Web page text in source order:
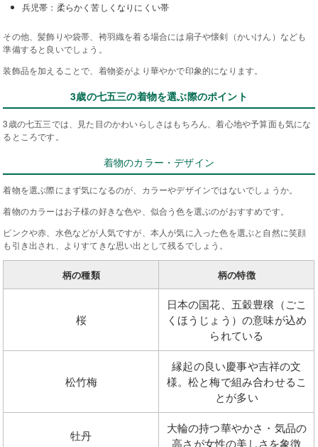
兵児帯：柔らかく苦しくなりにくい帯
その他、髪飾りや袋帯、袴羽織を着る場合には扇子や懐剣（かいけん）なども
準備すると良いでしょう。
装飾品を加えることで、着物姿がより華やかで印象的になります。
3歳の七五三の着物を選ぶ際のポイント
3歳の七五三では、見た目のかわいらしさはもちろん、着心地や予算面も気にな
るところです。
着物のカラー・デザイン
着物を選ぶ際にまず気になるのが、カラーやデザインではないでしょうか。
着物のカラーはお子様の好きな色や、似合う色を選ぶのがおすすめです。
ピンクや赤、水色などが人気ですが、本人が気に入った色を選ぶと自然に笑顔
も引き出され、よりすてきな思い出として残るでしょう。
柄の種類 柄の特徴
桜
日本の国花、五穀豊穣（ごこ
くほうじょう）の意味が込め
られている
松竹梅
縁起の良い慶事や吉祥の文
様。松と梅で組み合わせるこ
とが多い
牡丹
大輪の持つ華やかさ・気品の
高さが女性の美しさを象徴